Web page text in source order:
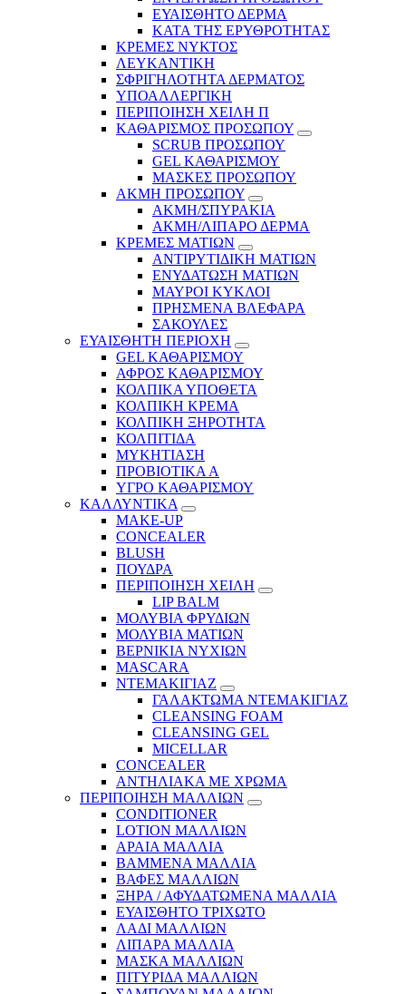
ΕΥΑΙΣΘΗΤΟ ΔΕΡΜΑ
ΚΑΤΑ ΤΗΣ ΕΡΥΘΡΟΤΗΤΑΣ
ΚΡΕΜΕΣ ΝΥΚΤΟΣ
ΛΕΥΚΑΝΤΙΚΗ
ΣΦΡΙΓΗΛΟΤΗΤΑ ΔΕΡΜΑΤΟΣ
ΥΠΟΑΛΛΕΡΓΙΚΗ
ΠΕΡΙΠΟΙΗΣΗ ΧΕΙΛΗ Π
ΚΑΘΑΡΙΣΜΟΣ ΠΡΟΣΩΠΟΥ
SCRUB ΠΡΟΣΩΠΟΥ
GEL ΚΑΘΑΡΙΣΜΟΥ
ΜΑΣΚΕΣ ΠΡΟΣΩΠΟΥ
ΑΚΜΗ ΠΡΟΣΩΠΟΥ
ΑΚΜΗ/ΣΠΥΡΑΚΙΑ
ΑΚΜΗ/ΛΙΠΑΡΟ ΔΕΡΜΑ
ΚΡΕΜΕΣ ΜΑΤΙΩΝ
ΑΝΤΙΡΥΤΙΔΙΚΗ ΜΑΤΙΩΝ
ΕΝΥΔΑΤΩΣΗ ΜΑΤΙΩΝ
ΜΑΥΡΟΙ ΚΥΚΛΟΙ
ΠΡΗΣΜΕΝΑ ΒΛΕΦΑΡΑ
ΣΑΚΟΥΛΕΣ
ΕΥΑΙΣΘΗΤΗ ΠΕΡΙΟΧΗ
GEL ΚΑΘΑΡΙΣΜΟΥ
ΑΦΡΟΣ ΚΑΘΑΡΙΣΜΟΥ
ΚΟΛΠΙΚΑ ΥΠΟΘΕΤΑ
ΚΟΛΠΙΚΗ ΚΡΕΜΑ
ΚΟΛΠΙΚΗ ΞΗΡΟΤΗΤΑ
ΚΟΛΠΙΤΙΔΑ
ΜΥΚΗΤΙΑΣΗ
ΠΡΟΒΙΟΤΙΚΑ Α
ΥΓΡΟ ΚΑΘΑΡΙΣΜΟΥ
ΚΑΛΛΥΝΤΙΚΑ
MAKE-UP
CONCEALER
BLUSH
ΠΟΥΔΡΑ
ΠΕΡΙΠΟΙΗΣΗ ΧΕΙΛΗ
LIP BALM
ΜΟΛΥΒΙΑ ΦΡΥΔΙΩΝ
ΜΟΛΥΒΙΑ ΜΑΤΙΩΝ
ΒΕΡΝΙΚΙΑ ΝΥΧΙΩΝ
MASCARA
ΝΤΕΜΑΚΙΓΙΑΖ
ΓΑΛΑΚΤΩΜΑ ΝΤΕΜΑΚΙΓΙΑΖ
CLEANSING FOAM
CLEANSING GEL
MICELLAR
CONCEALER
ΑΝΤΗΛΙΑΚΑ ΜΕ ΧΡΩΜΑ
ΠΕΡΙΠΟΙΗΣΗ ΜΑΛΛΙΩΝ
CONDITIONER
LOTION ΜΑΛΛΙΩΝ
ΑΡΑΙΑ ΜΑΛΛΙΑ
ΒΑΜΜΕΝΑ ΜΑΛΛΙΑ
ΒΑΦΕΣ ΜΑΛΛΙΩΝ
ΞΗΡΑ / ΑΦΥΔΑΤΩΜΕΝΑ ΜΑΛΛΙΑ
ΕΥΑΙΣΘΗΤΟ ΤΡΙΧΩΤΟ
ΛΑΔΙ ΜΑΛΛΙΩΝ
ΛΙΠΑΡΑ ΜΑΛΛΙΑ
ΜΑΣΚΑ ΜΑΛΛΙΩΝ
ΠΙΤΥΡΙΔΑ ΜΑΛΛΙΩΝ